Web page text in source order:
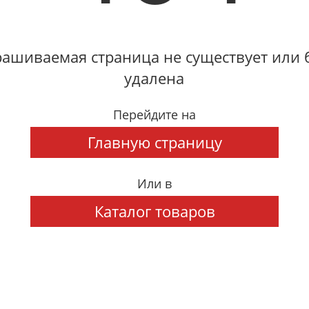
страница не существует или
удалена
Перейдите на
Главную страницу
Или в
Каталог товаров